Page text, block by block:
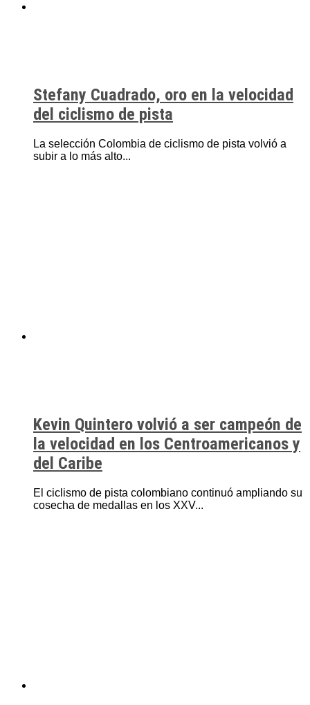
Stefany Cuadrado, oro en la velocidad
del ciclismo de pista
La selección Colombia de ciclismo de pista volvió a
subir a lo más alto...
Kevin Quintero volvió a ser campeón de
la velocidad en los Centroamericanos y
del Caribe
El ciclismo de pista colombiano continuó ampliando su
cosecha de medallas en los XXV...